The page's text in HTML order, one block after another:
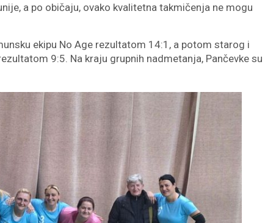
a po običaju, ovako kvalitetna takmičenja ne mogu
ekipu No Age rezultatom 14:1, a potom starog i
9:5. Na kraju grupnih nadmetanja, Pančevke su